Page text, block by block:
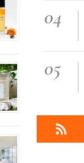
04
05